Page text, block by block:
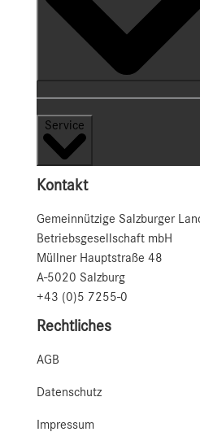
Service
Kontakt
Gemeinnützige Salzburger
Betriebsgesellschaft mbH
Müllner Hauptstraße 48
A-5020 Salzburg
+43 (0)5 7255-0
Rechtliches
AGB
Datenschutz
Impressum